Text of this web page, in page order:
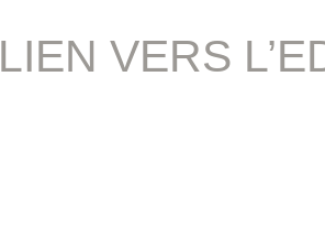
LIEN VERS